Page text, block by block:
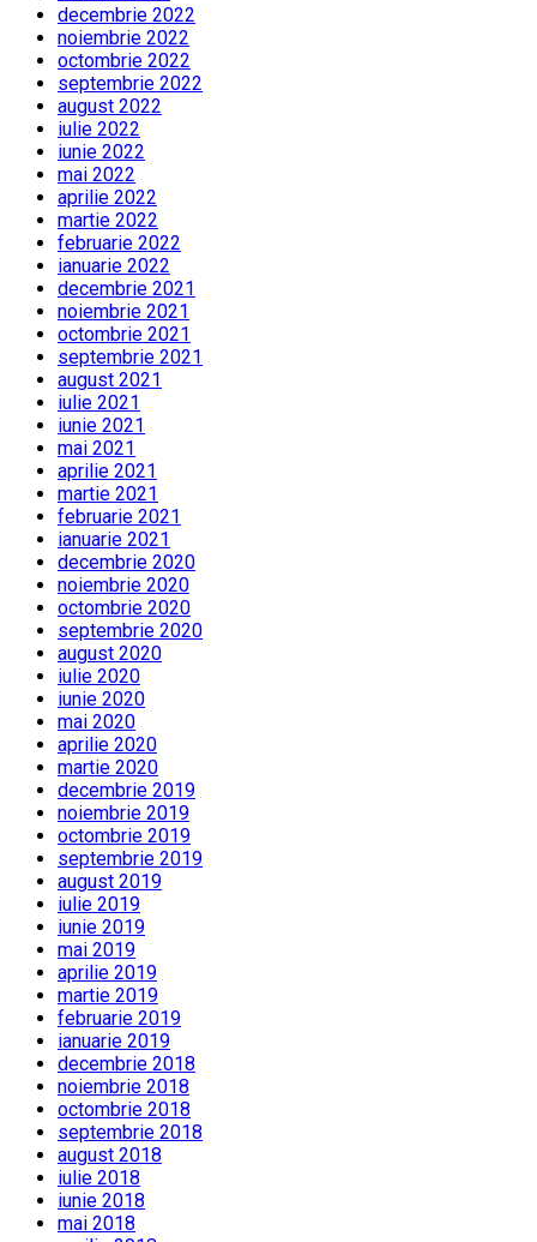
decembrie 2022
noiembrie 2022
octombrie 2022
septembrie 2022
august 2022
iulie 2022
iunie 2022
mai 2022
aprilie 2022
martie 2022
februarie 2022
ianuarie 2022
decembrie 2021
noiembrie 2021
octombrie 2021
septembrie 2021
august 2021
iulie 2021
iunie 2021
mai 2021
aprilie 2021
martie 2021
februarie 2021
ianuarie 2021
decembrie 2020
noiembrie 2020
octombrie 2020
septembrie 2020
august 2020
iulie 2020
iunie 2020
mai 2020
aprilie 2020
martie 2020
decembrie 2019
noiembrie 2019
octombrie 2019
septembrie 2019
august 2019
iulie 2019
iunie 2019
mai 2019
aprilie 2019
martie 2019
februarie 2019
ianuarie 2019
decembrie 2018
noiembrie 2018
octombrie 2018
septembrie 2018
august 2018
iulie 2018
iunie 2018
mai 2018